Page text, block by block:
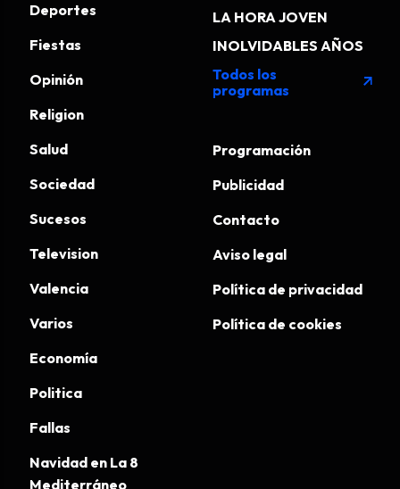
Deportes
Fiestas
Opinión
Religion
Salud
Sociedad
Sucesos
Television
Valencia
Varios
Economía
Politica
Fallas
Navidad en La 8
Mediterráneo
LA HORA JOVEN
INOLVIDABLES AÑOS
Todos los
programas
arrow_outward
Programación
Publicidad
Contacto
Aviso legal
Política de privacidad
Política de cookies